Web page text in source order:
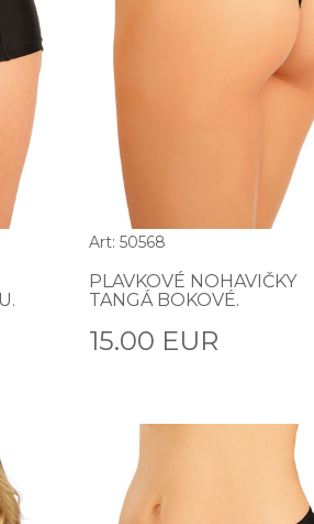
Art: 50568
PLAVKOVÉ NOHAVIČKY
TANGÁ BOKOVÉ.
15.00 EUR